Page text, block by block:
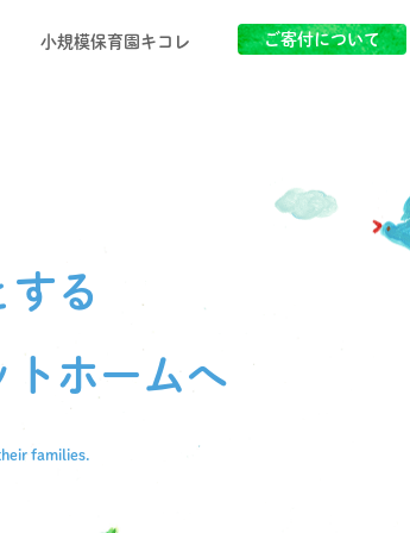
小規模保育園キコレ ご寄付について
る
トホームへ
families.